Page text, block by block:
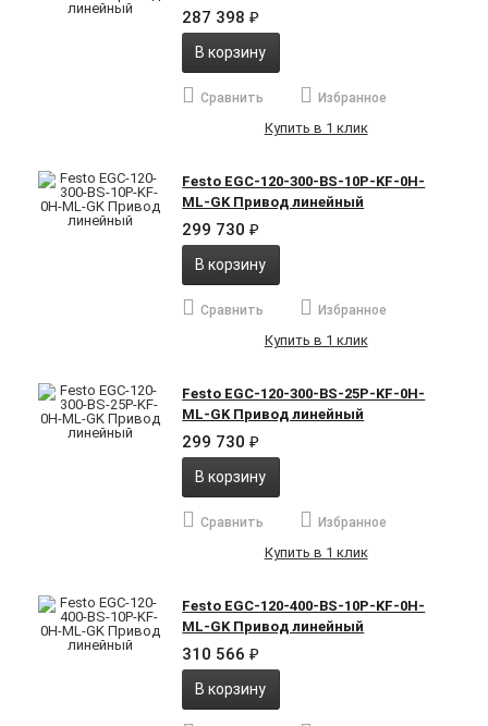
287 398₽
В корзину
Сравнить Избранное
Купить в 1 клик
Festo EGC-120-300-BS-10P-KF-0H-
ML-GK Привод линейный
299 730₽
В корзину
Сравнить Избранное
Купить в 1 клик
Festo EGC-120-300-BS-25P-KF-0H-
ML-GK Привод линейный
299 730₽
В корзину
Сравнить Избранное
Купить в 1 клик
Festo EGC-120-400-BS-10P-KF-0H-
ML-GK Привод линейный
310 566₽
В корзину